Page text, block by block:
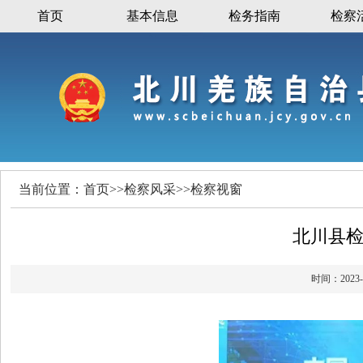
首页 基本信息 检务指南 检察
当前位置： 首页>>检察风采>>检察视窗
北川县
时间：